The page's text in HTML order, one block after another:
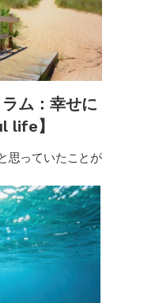
ム：幸せに
life】
思っていたことが